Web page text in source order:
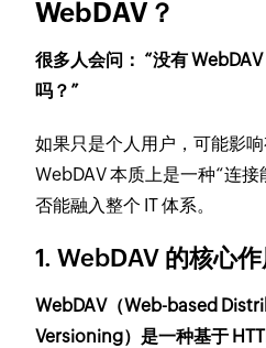
WebDAV？
很多人会问： “没有
吗？”
如果只是个人用户，可能影
WebDAV 本质上是一种“连
否能融入整个 IT 体系。
1. WebDAV 的核心作
WebDAV（Web-based
Versioning）是一种基于